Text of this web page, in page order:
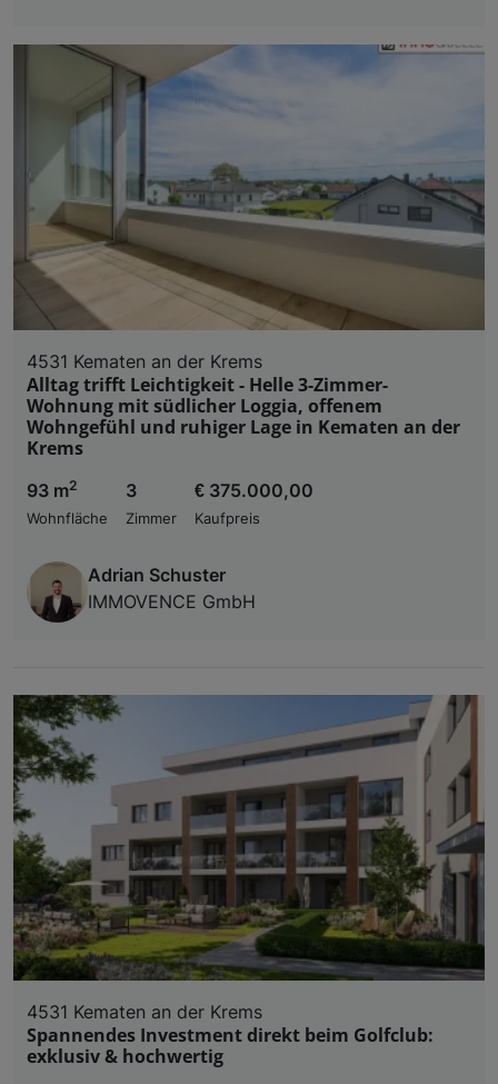
4531 Kematen an der Krems
Alltag trifft Leichtigkeit - Helle 3-Zimmer-
Wohnung mit südlicher Loggia, offenem
Wohngefühl und ruhiger Lage in Kematen an der
Krems
93 m2
Wohnfläche
3
Zimmer
€ 375.000,00
Kaufpreis
Adrian Schuster
IMMOVENCE GmbH
4531 Kematen an der Krems
Spannendes Investment direkt beim Golfclub:
exklusiv & hochwertig